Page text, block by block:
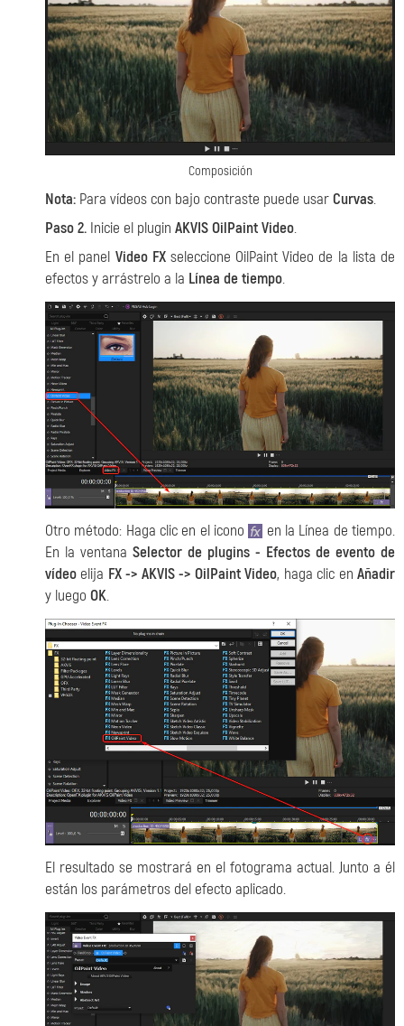
Composición
Nota: Para vídeos con bajo contraste puede usarCurvas.
Paso 2. Inicie el plugin AKVIS OilPaint Video.
En el panel Video FXseleccione OilPaint Video de la lista de
efectos y arrástrelo a la Línea de tiempo.
Otro método: Haga clic en el icono
en la Línea de tiempo.
En la ventana Selector de plugins - Efectos de evento de
vídeo elija FX -> AKVIS -> OilPaint Video, haga clic enAñadir
y luego OK.
El resultado se mostrará en el fotograma actual. Junto a él
están los parámetros del efecto aplicado.